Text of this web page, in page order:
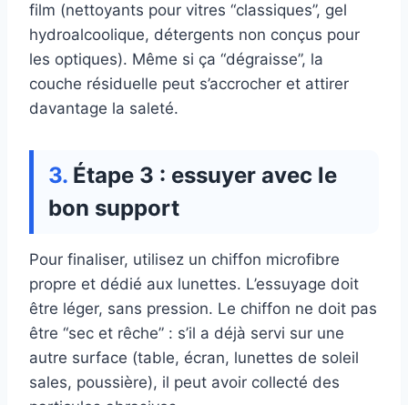
film (nettoyants pour vitres “classiques”, gel
hydroalcoolique, détergents non conçus pour
les optiques). Même si ça “dégraisse”, la
couche résiduelle peut s’accrocher et attirer
davantage la saleté.
Étape 3 : essuyer avec le
bon support
Pour finaliser, utilisez un chiffon microfibre
propre et dédié aux lunettes. L’essuyage doit
être léger, sans pression. Le chiffon ne doit pas
être “sec et rêche” : s’il a déjà servi sur une
autre surface (table, écran, lunettes de soleil
sales, poussière), il peut avoir collecté des